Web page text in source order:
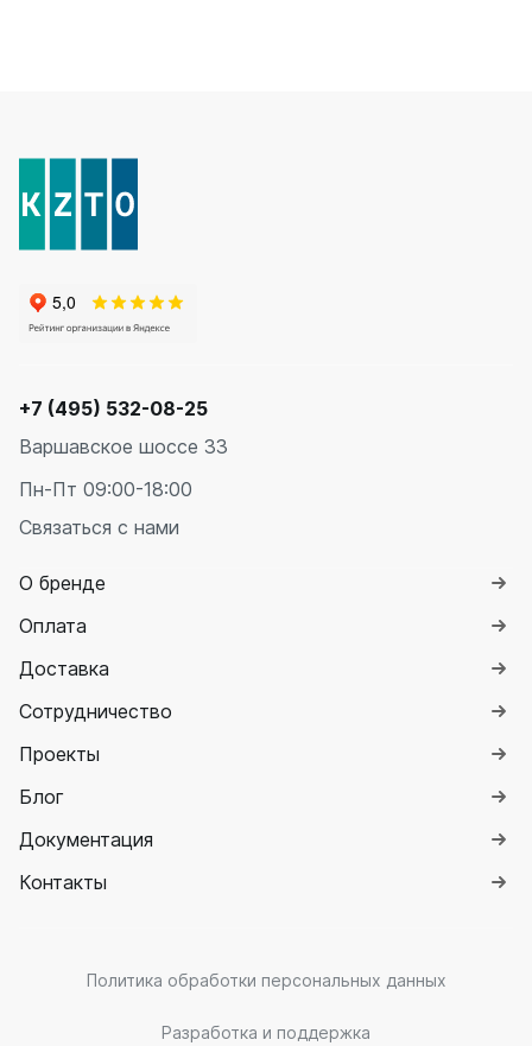
+7 (495) 532-08-25
Варшавское шоссе 33
Пн-Пт 09:00-18:00
Связаться с нами
О бренде
Оплата
Доставка
Сотрудничество
Проекты
Блог
Документация
Контакты
Политика обработки персональных данных
Разработка и поддержка